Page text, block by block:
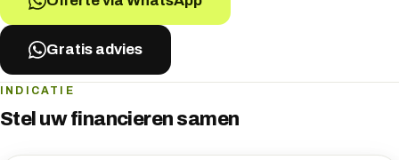
Gratis advies
INDICATIE
Stel uwfinancieren samen